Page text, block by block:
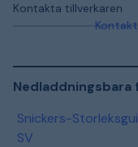
Kontakta tillverkaren
Nedladdningsbara
Snickers-
SV